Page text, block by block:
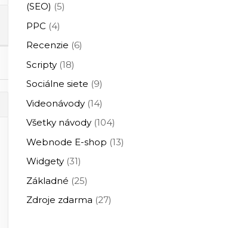
(SEO) (5)
PPC (4)
Recenzie (6)
Scripty(18)
Sociálne siete (9)
Videonávody(14)
Všetky návody(104)
Webnode E-shop (13)
Widgety(31)
Základné (25)
Zdroje zdarma (27)